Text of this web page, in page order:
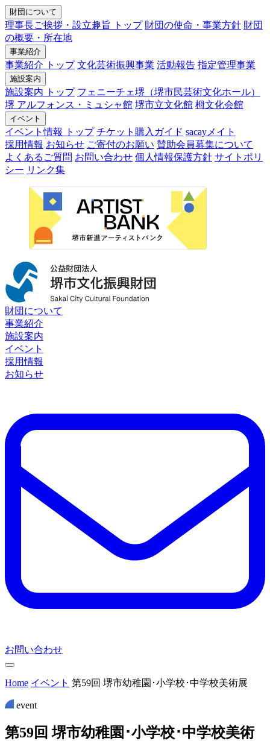
財団について
理事長ご挨拶・設立趣旨 トップ 財団の使命・事業方針 財団
の概要・所在地
事業紹介
事業紹介 トップ 文化芸術振興事業 活動報告 指定管理事業
施設案内
施設案内 トップ フェニーチェ堺（堺市民芸術文化ホール）
堺 アルフォンス・ミュシャ館 堺市立文化館 栂文化会館
イベント
イベント情報 トップ チケット購入ガイド sacayメイト
採用情報 お知らせ ご寄付のお願い 賛助会員募集について
よくあるご質問 お問い合わせ 個人情報保護方針 サイトポリ
シー リンク集
財団について
事業紹介
施設案内
イベント
採用情報
お知らせ
お問い合わせ
Home イベント 第59回 堺市幼稚園･小学校･中学校美術展
event
第59回 堺市幼稚園 ･小学校･中学校美術